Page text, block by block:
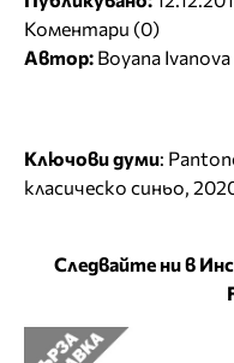
Коментари (0)
Автор: Boyana Ivanova
Ключови думи:
класическо синьо,
Следвайте ни в